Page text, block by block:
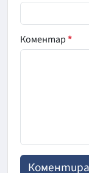
Коментар*